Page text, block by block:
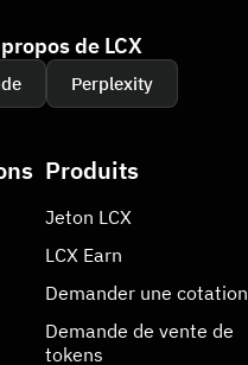
de LCX
Perplexity
Produits
Jeton LCX
LCX Earn
Demander une cotation
Demande de vente de
tokens